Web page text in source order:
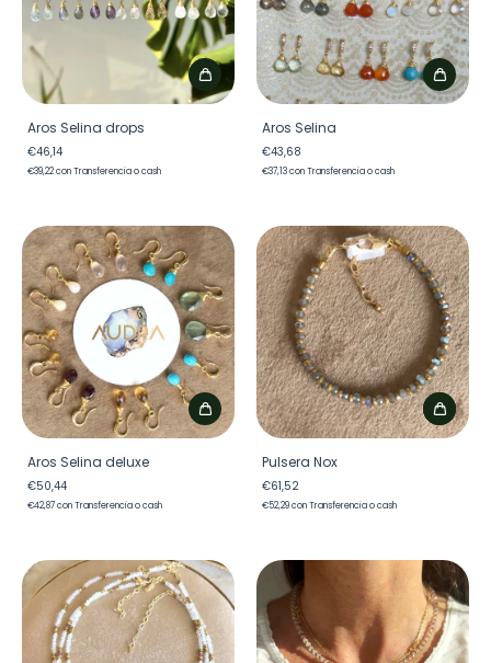
Aros Selina drops
€46,14
€39,22conTransferencia o cash
Aros Selina
€43,68
€37,13conTransferencia o cash
Aros Selina deluxe
€50,44
€42,87conTransferencia o cash
Pulsera Nox
€61,52
€52,29conTransferencia o cash